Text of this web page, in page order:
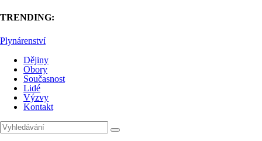
TRENDING:
Plynárenství
Dějiny
Obory
Současnost
Lidé
Výzvy
Kontakt